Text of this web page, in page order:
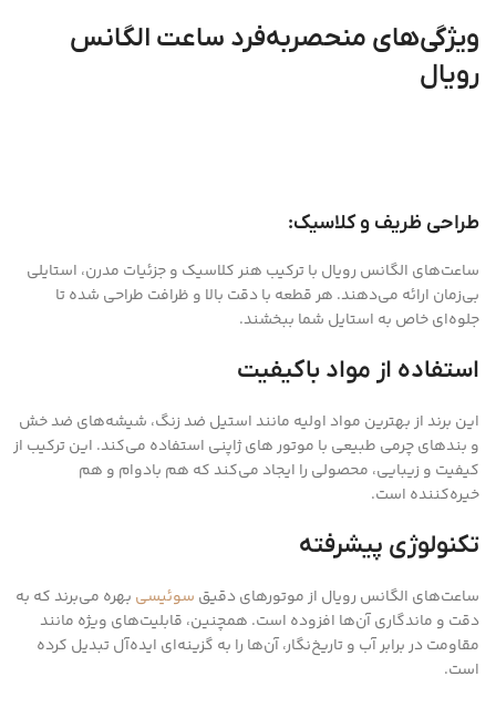
ویژگی‌های منحصربه‌فرد ساعت الگانس
رویال
طراحی ظریف و کلاسیک:
ساعت‌های الگانس رویال با ترکیب هنر کلاسیک و جزئیات مدرن، استایلی
بی‌زمان ارائه می‌دهند. هر قطعه با دقت بالا و ظرافت طراحی شده تا
جلوه‌ای خاص به استایل شما ببخشند.
استفاده از مواد باکیفیت
این برند از بهترین مواد اولیه مانند استیل ضد زنگ، شیشه‌های ضد خش
و بندهای چرمی طبیعی با موتور های ژاپنی استفاده می‌کند. این ترکیب از
کیفیت و زیبایی، محصولی را ایجاد می‌کند که هم بادوام و هم
خیره‌کننده است.
تکنولوژی پیشرفته
ساعت‌های الگانس رویال از موتورهای دقیق سوئیسی بهره می‌برند که به
دقت و ماندگاری آن‌ها افزوده است. همچنین، قابلیت‌های ویژه مانند
مقاومت در برابر آب و تاریخ‌نگار، آن‌ها را به گزینه‌ای ایده‌آل تبدیل کرده
است.